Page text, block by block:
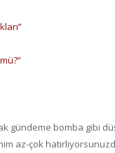
gündeme bomba gibi
az-çok